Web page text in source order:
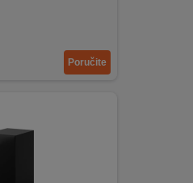
Poručite